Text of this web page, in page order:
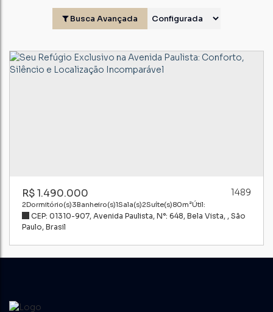
Busca Avançada
R$1.490.000 1489
CEP: 01310-907, Avenida Paulista, N°: 648, Bela Vista , São
Paulo, Brasil
2Dormitório(s)3Banheiro(s)1Sala(s)2Suíte(s) Útil:
80m²